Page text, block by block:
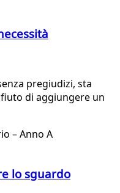
pregiudizi, sta
di aggiungere un
– Anno A
lo sguardo